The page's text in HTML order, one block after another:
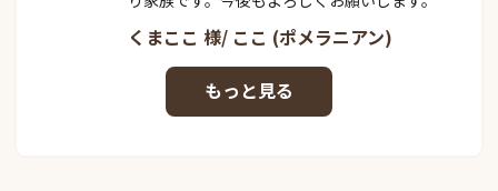
くまここ 様/ ここ (ポメラニアン)